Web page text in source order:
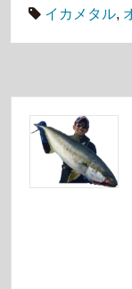
イカメタル,